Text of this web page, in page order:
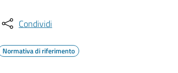
Condividi
Normativa di riferimento